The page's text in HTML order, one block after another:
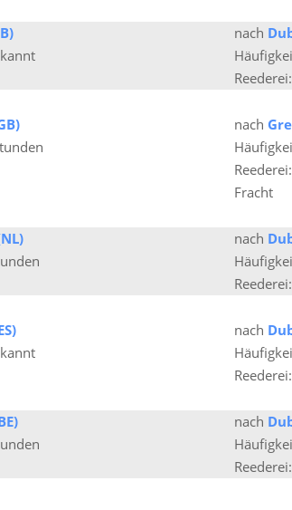
nach
nach
Fracht
nach
nach
nach